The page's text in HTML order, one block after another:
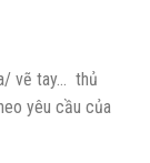
vẽ tay… thủ
yêu cầu của